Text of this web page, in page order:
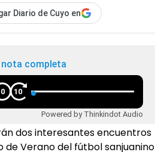
Diario de Cuyo en
nota completa
10
Powered by Thinkindot Audio
dos interesantes encuentros
de Verano del fútbol sanjuanino